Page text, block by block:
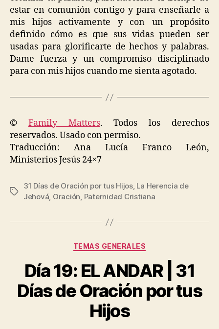
estar en comunión contigo y para enseñarle a
mis hijos activamente y con un propósito
definido cómo es que sus vidas pueden ser
usadas para glorificarte de hechos y palabras.
Dame fuerza y un compromiso disciplinado
para con mis hijos cuando me sienta agotado.
© Family Matters. Todos los derechos
reservados. Usado con permiso.
Traducción: Ana Lucía Franco León,
Ministerios Jesús 24×7
Etiquetas
31 Días de Oración por tus Hijos, La Herencia de
Jehová, Oración, Paternidad Cristiana
Categorías
TEMAS GENERALES
Día 19: EL ANDAR | 31
Días de Oración por tus
Hijos